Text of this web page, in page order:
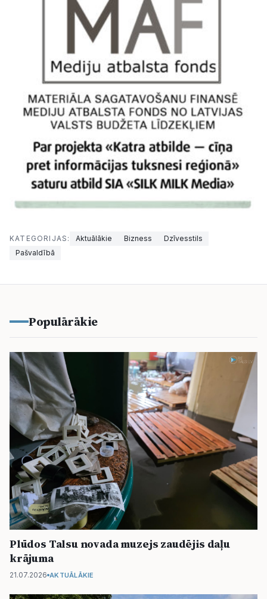
KATEGORIJAS: Aktuālākie Bizness
Dzīvesstils
Pašvaldībā
Populārākie
Plūdos Talsu novada muzejs zaudējis daļu
krājuma
21.07.2026 AKTUĀLĀKIE